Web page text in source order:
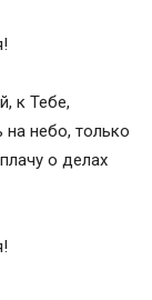
к Тебе,
небо, только
о делах